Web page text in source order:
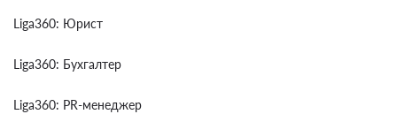
Liga360: Юрист
Liga360: Бухгалтер
Liga360: PR-менеджер